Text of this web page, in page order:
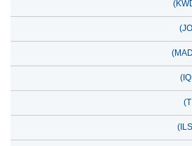
1,362,455.44